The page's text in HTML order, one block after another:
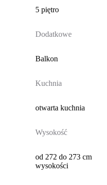
5 piętro
Dodatkowe
Balkon
Kuchnia
otwarta kuchnia
Wysokość
od 272 do 273 cm
wysokości